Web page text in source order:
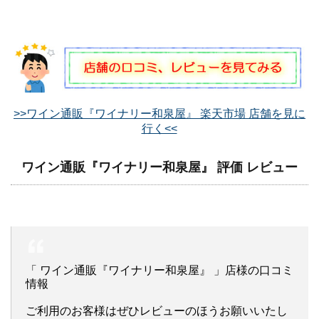
>>ワイン通販『ワイナリー和泉屋』 楽天市場 店舗を見に
行く<<
ワイン通販『ワイナリー和泉屋』 評価 レビュー
「 ワイン通販『ワイナリー和泉屋』 」店様の口コミ
情報
ご利用のお客様はぜひレビューのほうお願いいたし